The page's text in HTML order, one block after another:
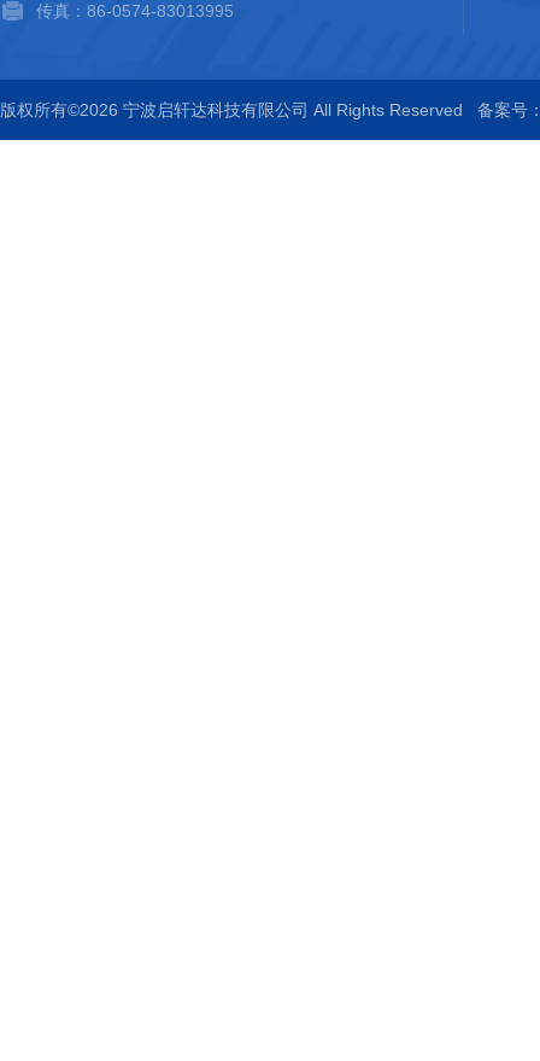
传真：86-0574-83013995
版权所有©2026 宁波启轩达科技有限公司 All Rights Reserved 备案号